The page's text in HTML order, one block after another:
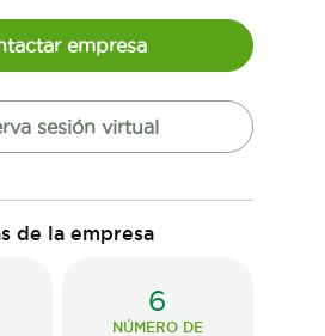
empresa
sesión virtual
de la empresa
6
NÚMERO DE